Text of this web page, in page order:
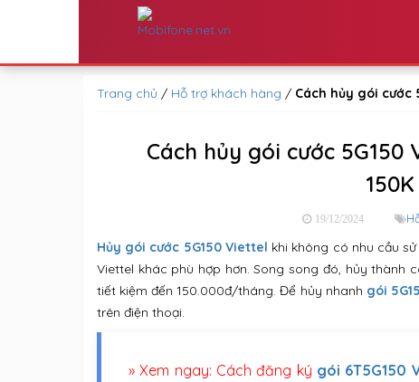
Trang chủ / Hỗ trợ khách hàng / Cách hủy gói cước
Cách hủy gói cước
19/12/2024
Hủy gói cước 5G150 Viettel khi không có nhu cầu
Viettel khác phù hợp hơn. Song song đó, hủy thành
tiết kiệm đến 150.000đ/tháng. Để hủy nhanh gói
trên điện thoại.
» Xem ngay: Cách đăng ký gói 6T5G150